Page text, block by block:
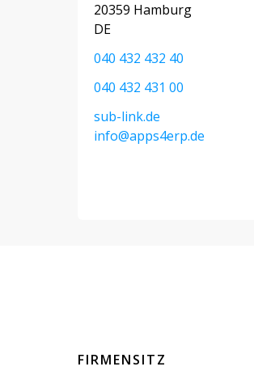
20359 Hamburg
DE
040 432 432 40
040 432 431 00
sub-link.de
info@apps4erp.de
FIRMENSITZ